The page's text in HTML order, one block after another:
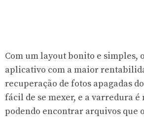
Com um layout bonito e simples,
aplicativo com a maior
recuperação de fotos apagadas
fácil de se mexer, e a varredura é
podendo encontrar arquivos que